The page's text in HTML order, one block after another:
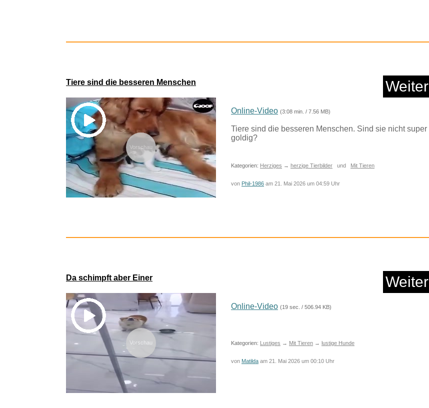
Amazon Basics Kopfgurt fü...
Berlin Tunnel 21 (Fernsehfilm ...
Tiere sind die besseren Menschen Weiter
Vorschau
Online-Video (3:08 min. / 7.56 MB)
Tiere sind die besseren Menschen. Sind sie nicht super
goldig?
Kategorien: Herziges → herzige Tierbilder und Mit Tieren
von Phil-1986 am 21. Mai 2026 um 04:59 Uhr
Da schimpft aber Einer Weiter
Vorschau
Online-Video (19 sec. / 506.94 KB)
Kategorien: Lustiges → Mit Tieren → lustige Hunde
von Matilda am 21. Mai 2026 um 00:10 Uhr